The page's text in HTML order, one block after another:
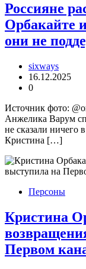
Россияне
Орбакайте
они не
sixways
16.12.2025
0
Источник фото:
Анжелика Варум
не сказали ничего
Кристина […]
Персоны
Кристина
Первом